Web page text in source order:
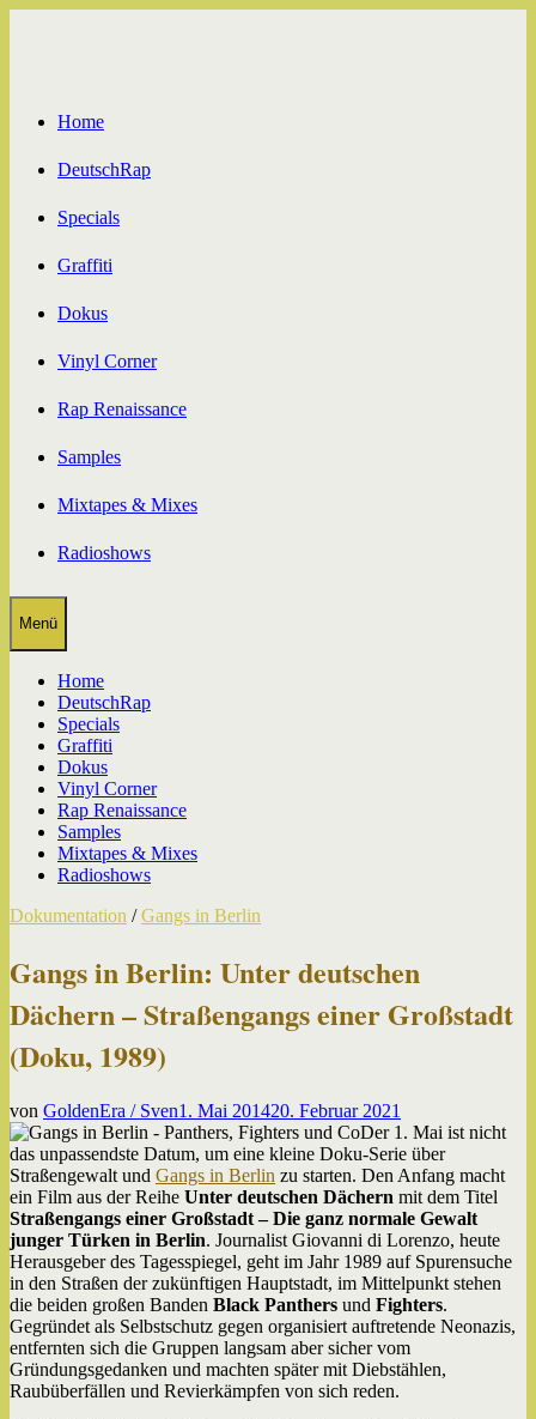
Home
DeutschRap
Specials
Graffiti
Dokus
Vinyl Corner
Rap Renaissance
Samples
Mixtapes & Mixes
Radioshows
Menü
Home
DeutschRap
Specials
Graffiti
Dokus
Vinyl Corner
Rap Renaissance
Samples
Mixtapes & Mixes
Radioshows
Dokumentation /Gangs in Berlin
Gangs in Berlin: Unter deutschen
Dächern – Straßengangs einer Großstadt
(Doku, 1989)
von GoldenEra / Sven1. Mai 201420. Februar 2021
Der 1. Mai ist nicht
das unpassendste Datum, um eine kleine Doku-Serie über
Straßengewalt und Gangs in Berlin zu starten. Den Anfang macht
ein Film aus der Reihe Unter deutschen Dächern mit dem Titel
Straßengangs einer Großstadt – Die ganz normale Gewalt
junger Türken in Berlin. Journalist Giovanni di Lorenzo, heute
Herausgeber des Tagesspiegel, geht im Jahr 1989 auf Spurensuche
in den Straßen der zukünftigen Hauptstadt, im Mittelpunkt stehen
die beiden großen Banden Black Panthers und Fighters.
Gegründet als Selbstschutz gegen organisiert auftretende Neonazis,
entfernten sich die Gruppen langsam aber sicher vom
Gründungsgedanken und machten später mit Diebstählen,
Raubüberfällen und Revierkämpfen von sich reden.